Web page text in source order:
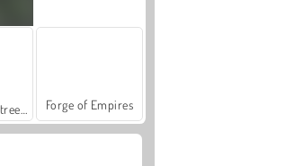
Forge of Empires